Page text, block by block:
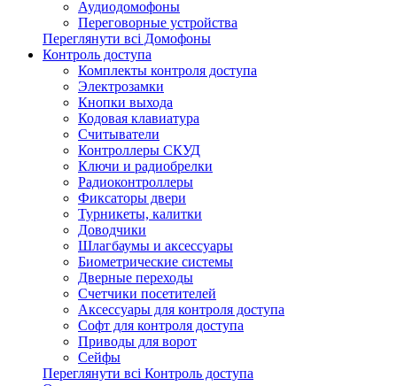
Аудиодомофоны
Переговорные устройства
Переглянути всі Домофоны
Контроль доступа
Комплекты контроля доступа
Электрозамки
Кнопки выхода
Кодовая клавиатура
Считыватели
Контроллеры СКУД
Ключи и радиобрелки
Радиоконтроллеры
Фиксаторы двери
Турникеты, калитки
Доводчики
Шлагбаумы и аксессуары
Биометрические системы
Дверные переходы
Счетчики посетителей
Аксессуары для контроля доступа
Софт для контроля доступа
Приводы для ворот
Сейфы
Переглянути всі Контроль доступа